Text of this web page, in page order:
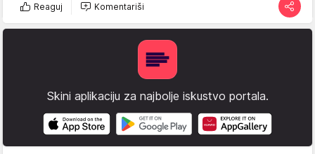
Reaguj Komentariši
Skini aplikaciju za najbolje iskustvo portala.